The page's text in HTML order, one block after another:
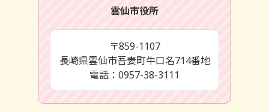
雲仙市役所
〒859-1107
長崎県雲仙市吾妻町牛口名714番地
電話：0957-38-3111